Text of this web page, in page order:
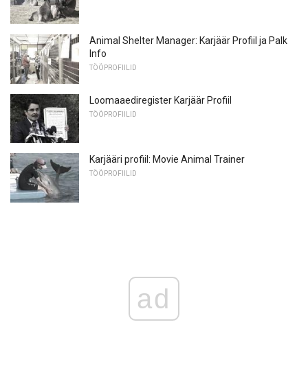
Animal Shelter Manager: Karjäär Profiil ja Palk
Info
TÖÖPROFIILID
Loomaaediregister Karjäär Profiil
TÖÖPROFIILID
Karjääri profiil: Movie Animal Trainer
TÖÖPROFIILID
ad